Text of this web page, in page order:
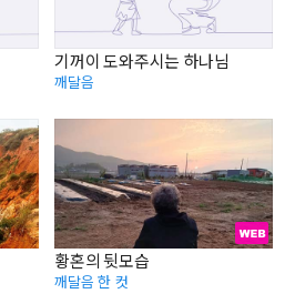
기꺼이 도와주시는 하나님
깨달음
황혼의 뒷모습
깨달음 한 컷